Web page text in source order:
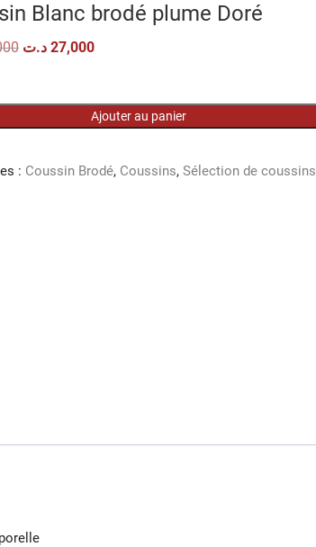
Blanc brodé plume Doré
Le
45,000 د.ت.
27,000 د.ت
Le
27,000 د.ت.
Ajouter au panier
: Coussin Brodé, Coussins,Sélection de coussins